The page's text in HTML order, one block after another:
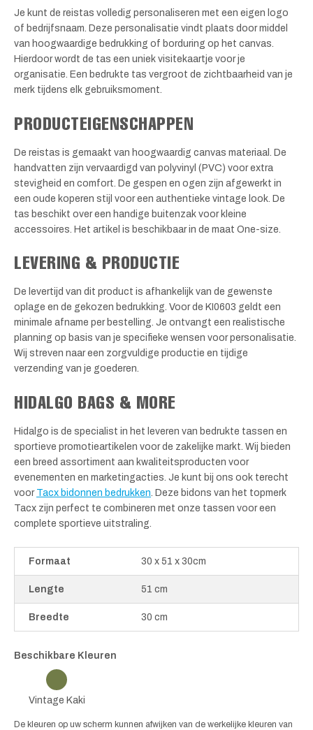
Je kunt de reistas volledig personaliseren met een eigen logo
of bedrijfsnaam. Deze personalisatie vindt plaats door middel
van hoogwaardige bedrukking of borduring op het canvas.
Hierdoor wordt de tas een uniek visitekaartje voor je
organisatie. Een bedrukte tas vergroot de zichtbaarheid van je
merk tijdens elk gebruiksmoment.
PRODUCTEIGENSCHAPPEN
De reistas is gemaakt van hoogwaardig canvas materiaal. De
handvatten zijn vervaardigd van polyvinyl (PVC) voor extra
stevigheid en comfort. De gespen en ogen zijn afgewerkt in
een oude koperen stijl voor een authentieke vintage look. De
tas beschikt over een handige buitenzak voor kleine
accessoires. Het artikel is beschikbaar in de maat One-size.
LEVERING & PRODUCTIE
De levertijd van dit product is afhankelijk van de gewenste
oplage en de gekozen bedrukking. Voor de KI0603 geldt een
minimale afname per bestelling. Je ontvangt een realistische
planning op basis van je specifieke wensen voor personalisatie.
Wij streven naar een zorgvuldige productie en tijdige
verzending van je goederen.
HIDALGO BAGS & MORE
Hidalgo is de specialist in het leveren van bedrukte tassen en
sportieve promotieartikelen voor de zakelijke markt. Wij bieden
een breed assortiment aan kwaliteitsproducten voor
evenementen en marketingacties. Je kunt bij ons ook terecht
voor Tacx bidonnen bedrukken . Deze bidons van het topmerk
Tacx zijn perfect te combineren met onze tassen voor een
complete sportieve uitstraling.
Formaat 30 x 51 x 30cm
Lengte 51 cm
Breedte 30 cm
Beschikbare Kleuren
Vintage Kaki
De kleuren op uw scherm kunnen afwijken van de werkelijke kleuren van